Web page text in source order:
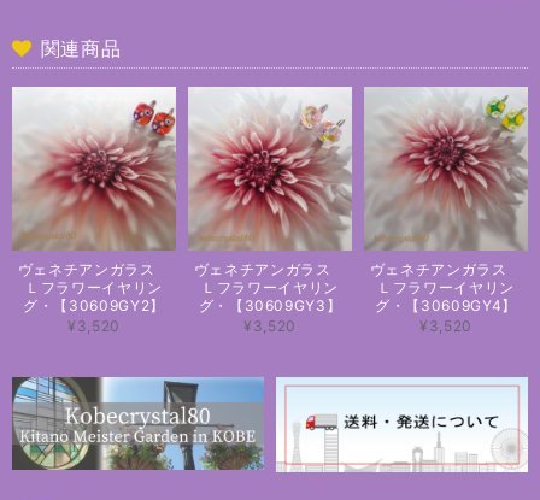
関連商品
ヴェネチアンガラス
Ｌフラワーイヤリン
グ・【30609GY2】
¥3,520
ヴェネチアンガラス
Ｌフラワーイヤリン
グ・【30609GY3】
¥3,520
ヴェネチアンガラス
Ｌフラワーイヤリン
グ・【30609GY4】
¥3,520